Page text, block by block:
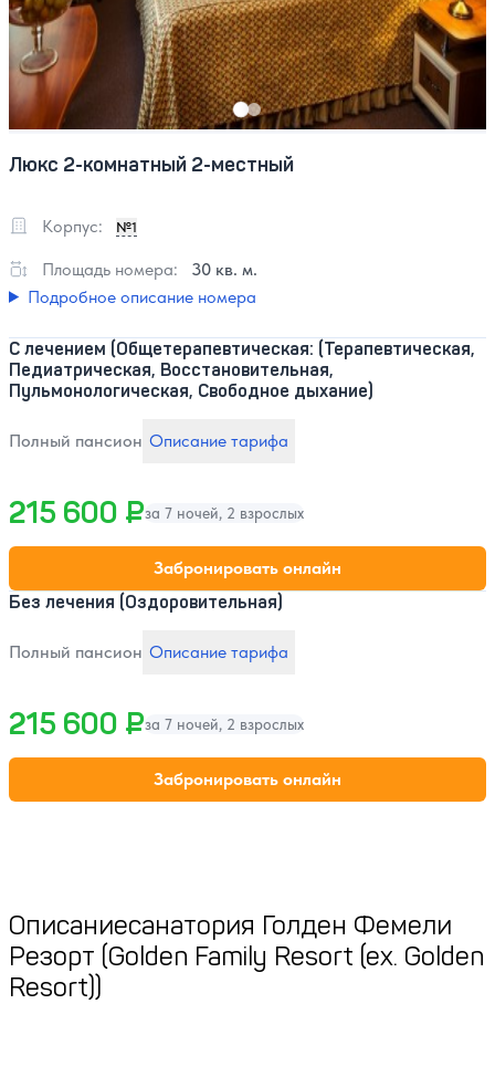
Люкс 2-комнатный 2-местный
Корпус: №1
Площадь номера:
30 кв. м.
Подробное описание номера
С лечением (Общетерапевтическая: (Терапевтическая,
Педиатрическая, Восстановительная,
Пульмонологическая, Свободное дыхание)
Полный пансион Описание тарифа
215 600 ₽за 7 ночей, 2 взрослых
Забронировать онлайн
Без лечения (Оздоровительная)
Полный пансион Описание тарифа
215 600 ₽за 7 ночей, 2 взрослых
Забронировать онлайн
Описаниесанатория Голден Фемели
Резорт (Golden Family Resort (ex. Golden
Resort))